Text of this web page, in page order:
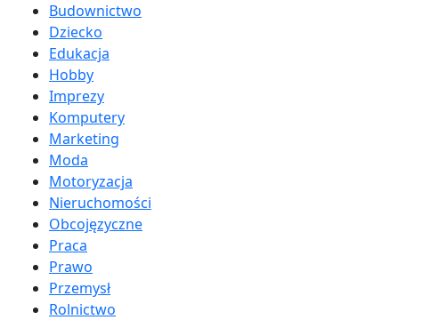
Budownictwo
Dziecko
Edukacja
Hobby
Imprezy
Komputery
Marketing
Moda
Motoryzacja
Nieruchomości
Obcojęzyczne
Praca
Prawo
Przemysł
Rolnictwo